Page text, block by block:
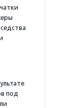
под